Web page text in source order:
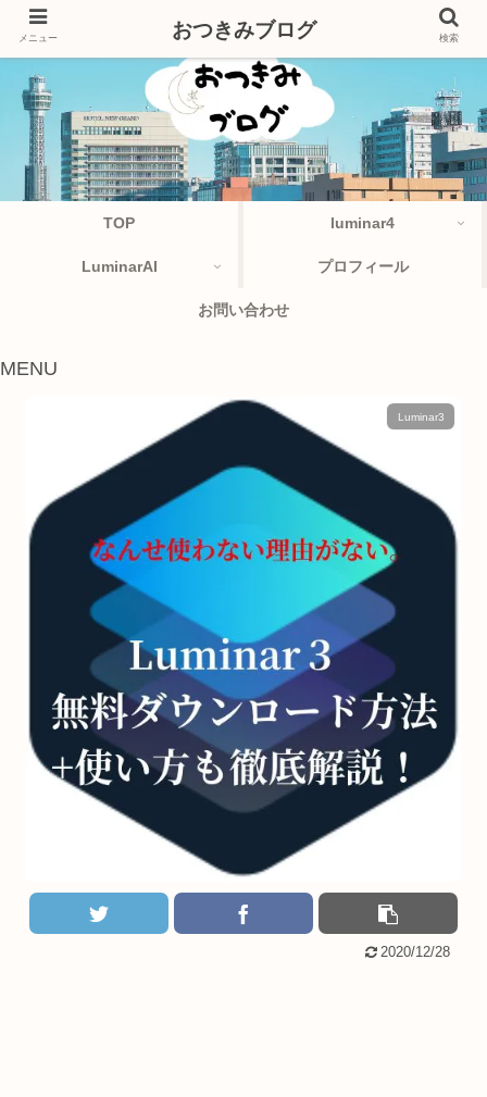
TOP luminar4
LuminarAI プロフィール
お問い合わせ
MENU
Luminar3
2020/12/28
メニュー おつきみブログ 検索